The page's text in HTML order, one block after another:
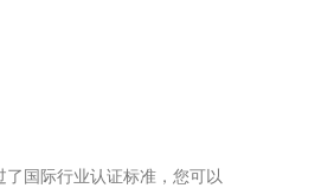
了国际行业认证标准，您可以